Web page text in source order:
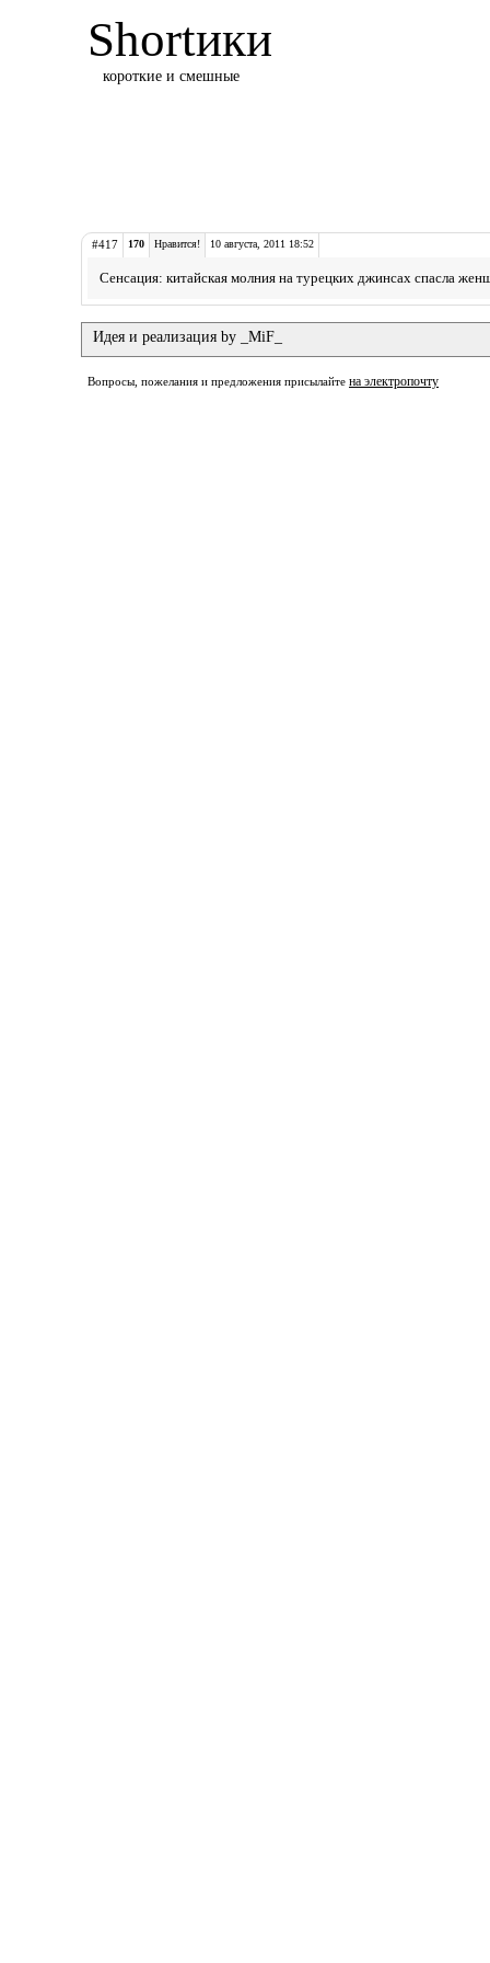
Shortики
короткие и смешные
#417 170 Нравится! 10 августа, 2011 18:52
Сенсация: китайская молния на турецких джинсах спасла
Идея и реализация by _MiF_
Вопросы, пожелания и предложения присылайте на электропочту